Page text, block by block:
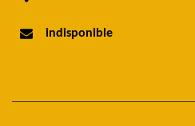
indisponible